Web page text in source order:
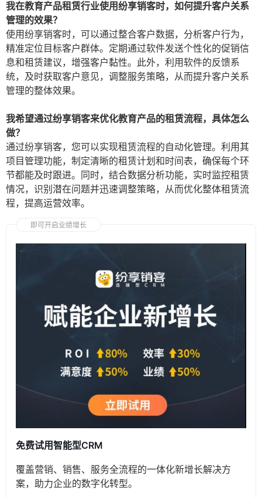
我在教育产品租赁行业使用纷享销客时，如何提升客户关系
管理的效果？
使用纷享销客时，可以通过整合客户数据，分析客户行为，
精准定位目标客户群体。定期通过软件发送个性化的促销信
息和租赁建议，增强客户黏性。此外，利用软件的反馈系
统，及时获取客户意见，调整服务策略，从而提升客户关系
管理的整体效果。
我希望通过纷享销客来优化教育产品的租赁流程，具体怎么
做？
通过纷享销客，您可以实现租赁流程的自动化管理。利用其
项目管理功能，制定清晰的租赁计划和时间表，确保每个环
节都能及时跟进。同时，结合数据分析功能，实时监控租赁
情况，识别潜在问题并迅速调整策略，从而优化整体租赁流
程，提高运营效率。
即可开启业绩增长
免费试用智能型CRM
覆盖营销、销售、服务全流程的一体化新增长解决方
案，助力企业的数字化转型。